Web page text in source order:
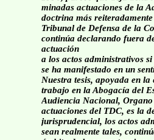
minadas actuaciones de la
doctrina más
Tribunal de Defensa de la
continúa declarando fuera
actuación
a los actos administrativos
se ha manifestado en un
Nuestra tesis, apoyada en la
trabajo en la Abogacía del
Audiencia Nacional,
actuaciones del TDC, es la
jurisprudencial, los actos
sean realmente tales,